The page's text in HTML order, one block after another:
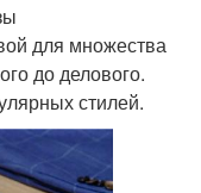
для множества
до делового.
стилей.